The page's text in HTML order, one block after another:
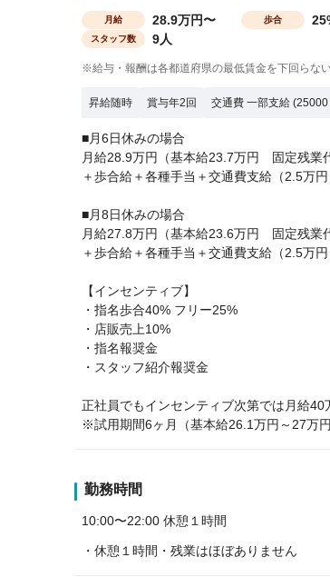
月給 28.9万円〜 歩合
スタッフ数 9人
※給与・報酬は各都道府県の最低賃金を下回らな
昇給随時 賞与年2回 交通費 一部支給
■月6日休みの場合
月給28.9万円（基本給23.7万円 固定残業
＋歩合給＋各種手当＋交通費支給（2.5万
■月8日休みの場合
月給27.8万円（基本給23.6万円 固定残業
＋歩合給＋各種手当＋交通費支給（2.5万
【インセンティブ】
・指名歩合40% フリー25%
・店販売上10%
・指名報奨金
・スタッフ紹介報奨金
正社員でもインセンティブ次第では月給
※試用期間6ヶ月（基本給26.1万円～27万円
勤務時間
10:00〜22:00 休憩１時間
・休憩１時間・残業はほぼありません